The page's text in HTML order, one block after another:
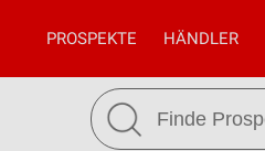
PROSPEKTE HÄNDLER